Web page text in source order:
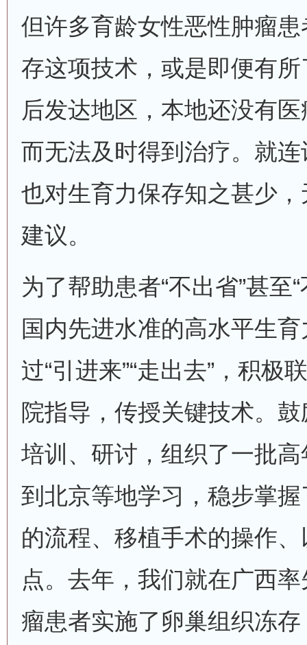
但许多育龄女性恶性肿瘤
存这项技术，或是即便有
后发达地区，本地还没有
而无法及时得到治疗。就
也对生育力保存知之甚少
建议。
为了帮助患者“不出省”甚至
国内先进水准的高水平生
过“引进来”“走出去”，积极
院指导，传授关键技术。
培训、研讨，组织了一批
到北京等地学习，稳步掌
的流程、移植手术的操作
点。去年，我们就在广西
瘤患者实施了卵巢组织冻